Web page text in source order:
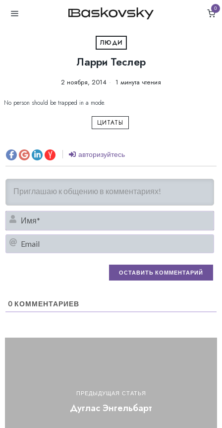
0
ЛЮДИ
Ларри Теслер
2 ноября, 2014 1 минута чтения
No person should be trapped in a mode.
ЦИТАТЫ
авторизуйтесь
0 КОММЕНТАРИЕВ
ПРЕДЫДУЩАЯ СТАТЬЯ
Дуглас Энгельбарт